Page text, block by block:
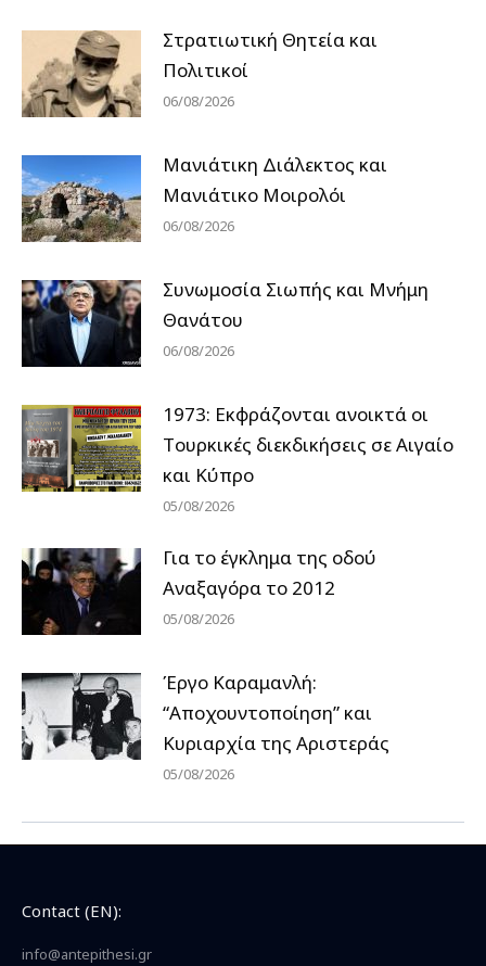
Στρατιωτική Θητεία και
Πολιτικοί
06/08/2026
Μανιάτικη Διάλεκτος και
Μανιάτικο Μοιρολόι
06/08/2026
Συνωμοσία Σιωπής και Μνήμη
Θανάτου
06/08/2026
1973: Εκφράζονται ανοικτά οι
Tουρκικές διεκδικήσεις σε Αιγαίο
και Κύπρο
05/08/2026
Για το έγκλημα της οδού
Αναξαγόρα το 2012
05/08/2026
Έργο Καραμανλή:
“Αποχουντοποίηση” και
Κυριαρχία της Αριστεράς
05/08/2026
Contact (EN):
info@antepithesi.gr